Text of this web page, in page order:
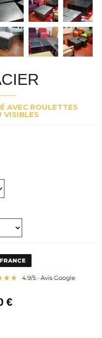
AVEC ROULETTES
VISIBLES
€